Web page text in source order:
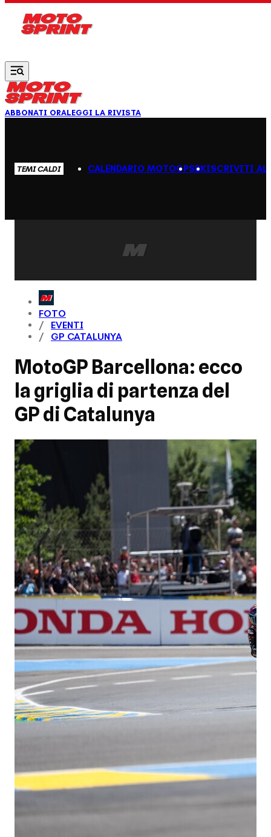
ABBONATI ORALEGGI LA RIVISTA
TEMI CALDI CALENDARIO MOTOGPSBKISCRIVITI AL
FOTO
EVENTI
GP CATALUNYA
MotoGP Barcellona: ecco
la griglia di partenza del
GP di Catalunya